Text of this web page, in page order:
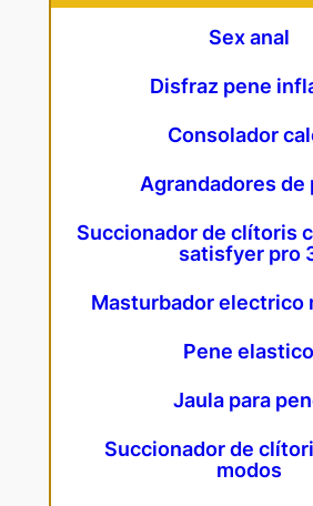
Sex anal
Disfraz pene
Consolador
Agrandadores de
Succionador de clítoris
satisfyer pro
Masturbador electrico
Pene elastico
Jaula para
Succionador de
modos